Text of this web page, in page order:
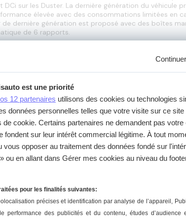
est une priorité
12 partenaires utilisons des cookies ou technologies
données personnelles telles que votre visite sur ce site
cookie. Certains partenaires ne demandent pas
fondent sur leur intérêt commercial légitime. À tout
vous opposer au traitement des données fondé sur
ou en allant dans Gérer mes cookies au niveau du
pour les finalités suivantes:
précises et identification par analyse de l’appareil ,
performance des publicités et du contenu, études d’audience
DCi sur les Duster. La dernière génération du véhicule
élevée avec des consommations limitées en
de dernière génération est proposé avec des boîtes
de 6 rapports.
sont les problèmes en cause de rappel de
connaissance des campagnes de rappel du Dacia
de défaillance. Les constructeurs effectuent en effet
sont constatés. Avec sa carrière longue
Voici quelques-unes des défaillances communiquées
de ressorts sur la suspension arrière : certains
de suspension susceptible de provoquer une
de l’avertisseur : le klaxon des Dacia
Si le cas se présente, l’avertisseur est
du système Stop & Start : les Dacia Duster
sur le système Stop & Start. Le souci vient
de blessure se présente lors des freinages
sont nombreux, les défauts connus et nécessitant
Avec Aramisauto, découvrez les meilleures